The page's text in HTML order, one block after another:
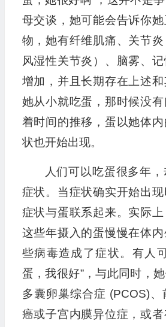
母交谈，她可能会告诉你
物，她有纤维肌痛、关节
风湿性关节炎）、脑雾、
增加，并且长期存在上述
她从小就吃蛋，那时候没
着时间的推移，蛋以她体
状也开始出现。
人们可以吃蛋很多年
症状。当症状确实开始出
症状与蛋联系起来。实际
这些年摄入的蛋慢慢在体
些病毒造成了症状。有人
蛋，我很好”，与此同时，
多囊卵巢综合症 (PCOS)
癌或子宫内膜异位症，或